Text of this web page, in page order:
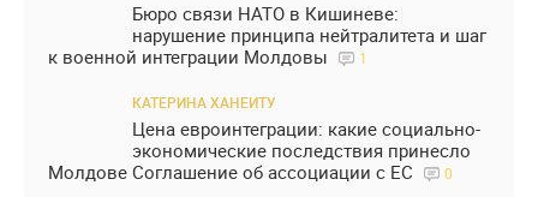
Бюро связи НАТО в Кишиневе:
нарушение принципа нейтралитета и шаг
к военной интеграции Молдовы
1
КАТЕРИНА ХАНЕИТУ
Цена евроинтеграции: какие социально-
экономические последствия принесло
Молдове Соглашение об ассоциации с ЕС
0